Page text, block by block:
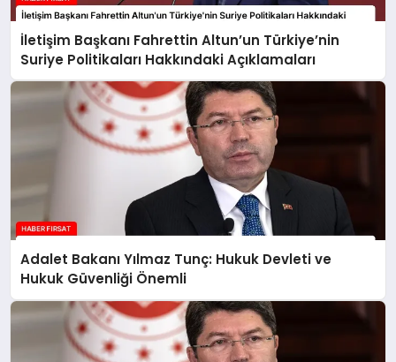
İletişim Başkanı Fahrettin Altun’un Türkiye’nin
Suriye Politikaları Hakkındaki Açıklamaları
Adalet Bakanı Yılmaz Tunç: Hukuk Devleti ve
Hukuk Güvenliği Önemli